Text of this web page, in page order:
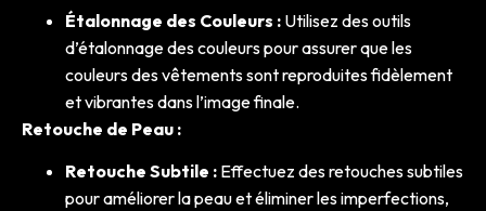
Étalonnage des Couleurs : Utilisez des outils
d’étalonnage des couleurs pour assurer que les
couleurs des vêtements sont reproduites fidèlement
et vibrantes dans l’image finale.
Retouche de Peau :
Retouche Subtile : Effectuez des retouches subtiles
pour améliorer la peau et éliminer les imperfections,